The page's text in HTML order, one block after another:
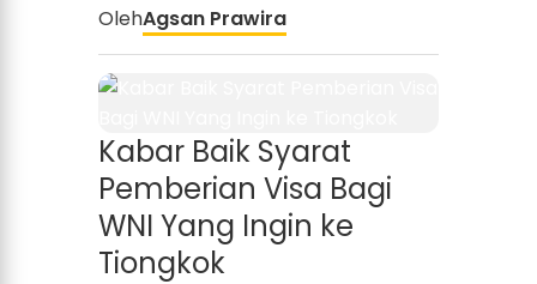
OlehAgsan Prawira
Kabar Baik Syarat
Pemberian Visa Bagi
WNI Yang Ingin ke
Tiongkok